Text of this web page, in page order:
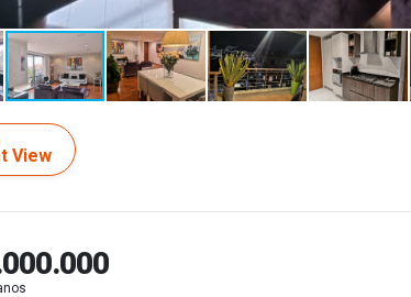
View